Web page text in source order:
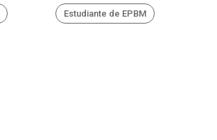
Estudiante de EPBM